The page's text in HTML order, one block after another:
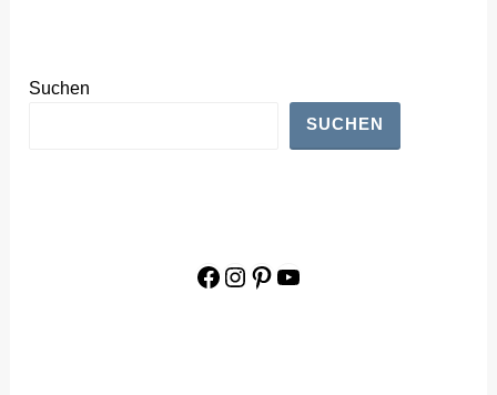
Suchen
SUCHEN
Facebook
Instagram
Pinterest
YouTube